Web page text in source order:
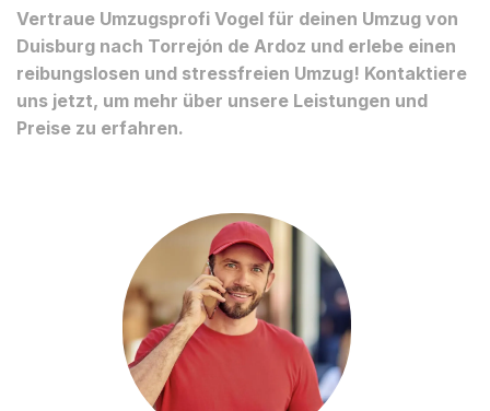
Vertraue Umzugsprofi Vogel für deinen Umzug von
Duisburg nach Torrejón de Ardoz und erlebe einen
reibungslosen und stressfreien Umzug! Kontaktiere
uns jetzt, um mehr über unsere Leistungen und
Preise zu erfahren.